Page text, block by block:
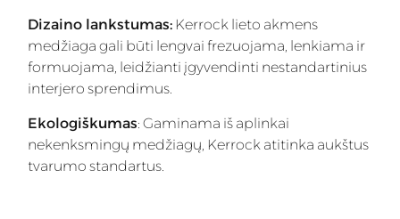
Dizaino lankstumas: Kerrock lieto akmens
medžiaga gali būti lengvai frezuojama, lenkiama ir
formuojama, leidžianti įgyvendinti nestandartinius
interjero sprendimus.
Ekologiškumas: Gaminama iš aplinkai
nekenksmingų medžiagų, Kerrock atitinka aukštus
tvarumo standartus.